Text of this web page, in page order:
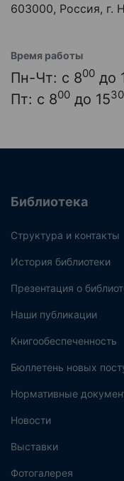
603000, Россия, г.
Время работы
Пн-Чт: с 800 до
Пт: с 800 до 1530
Библиотека
Структура и контакты
История библиотеки
Презентация о
Наши публикации
Книгообеспеченность
Бюллетень новых
Нормативные
Новости
Выставки
Фотогалерея